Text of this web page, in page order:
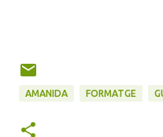
AMANIDA FORMATGE